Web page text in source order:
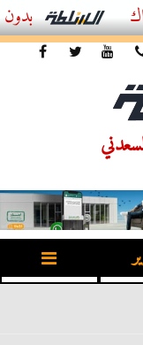
أفضل اشتراك IPTV بدون تقطيع 2026 – دليل المشاهد العصري